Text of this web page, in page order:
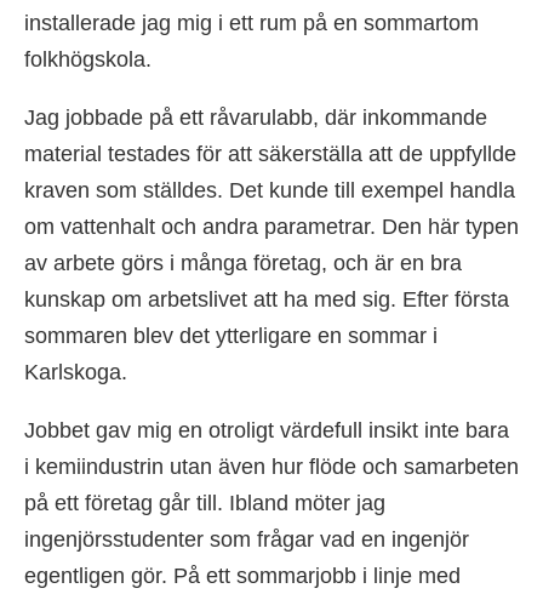
installerade jag mig i ett rum på en sommartom
folkhögskola.
Jag jobbade på ett råvarulabb, där inkommande
material testades för att säkerställa att de uppfyllde
kraven som ställdes. Det kunde till exempel handla
om vattenhalt och andra parametrar. Den här typen
av arbete görs i många företag, och är en bra
kunskap om arbetslivet att ha med sig. Efter första
sommaren blev det ytterligare en sommar i
Karlskoga.
Jobbet gav mig en otroligt värdefull insikt inte bara
i kemiindustrin utan även hur flöde och samarbeten
på ett företag går till. Ibland möter jag
ingenjörsstudenter som frågar vad en ingenjör
egentligen gör. På ett sommarjobb i linje med